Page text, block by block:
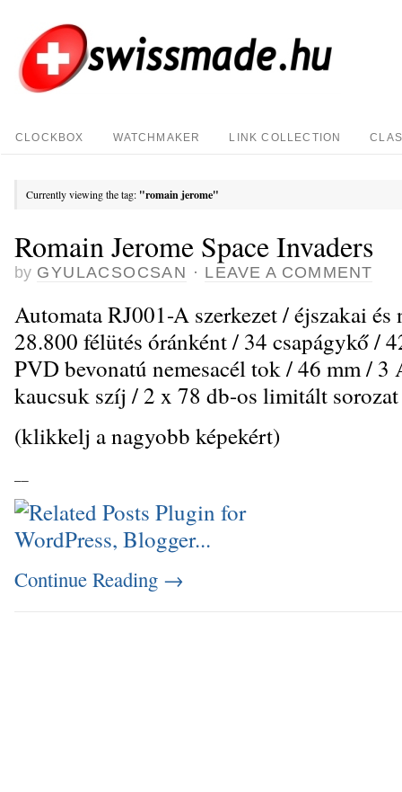
CLOCKBOX WATCHMAKER LINK COLLECTION
Currently viewing the tag: "romain jerome"
Romain Jerome Space Invaders
by GYULACSOCSAN · LEAVE A COMMENT
Automata RJ001-A szerkezet / éjszakai
28.800 félütés óránként / 34 csapágykő /
PVD bevonatú nemesacél tok / 46 mm /
kaucsuk szíj / 2 x 78 db-os limitált sorozat
(klikkelj a nagyobb képekért)
Continue Reading →